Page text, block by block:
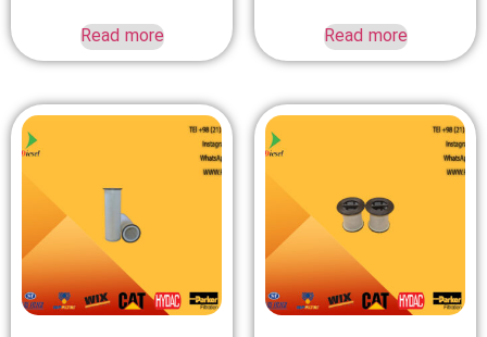
Read more
Read more